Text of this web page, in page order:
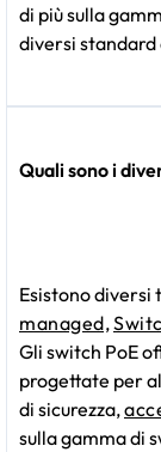
di più sulla
diversi
Quali sono i
Esistono diversi
managed,
Gli switch PoE
progettate per
di sicurezza,
sulla gamma di